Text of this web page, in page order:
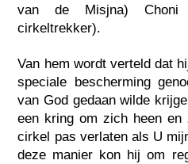
van de Misjna) Choni
cirkeltrekker).
Van hem wordt verteld dat
speciale bescherming
van God gedaan wilde
een kring om zich heen
cirkel pas verlaten als U
deze manier kon hij om